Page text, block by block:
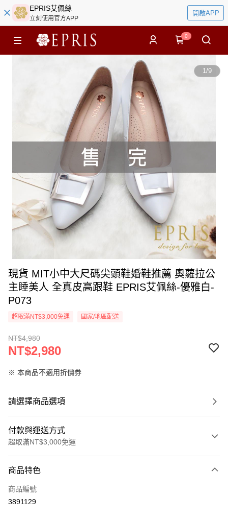
EPRIS艾佩絲
立刻使用官方APP
開啟APP
0
1/9
現貨 MIT小中大尺碼尖頭鞋婚鞋推薦 奧蘿拉公
主睡美人 全真皮高跟鞋 EPRIS艾佩絲-優雅白-
P073
超取滿NT$3,000免運 國家/地區配送
NT$4,980
NT$2,980
※ 本商品不適用折價券
請選擇商品選項
付款與運送方式
超取滿NT$3,000免運
信用卡一次付款
信用卡分期付款
商品特色
商品編號
3891129